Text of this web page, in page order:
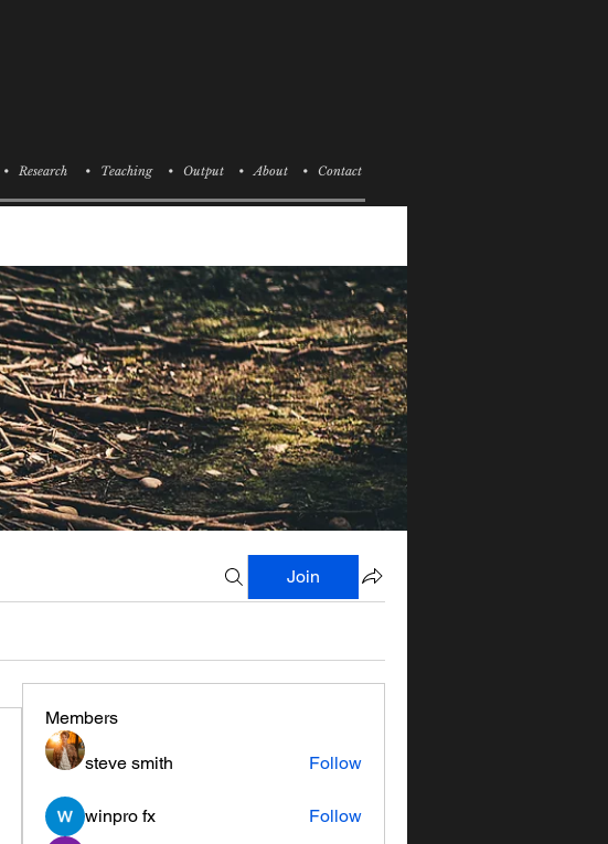
• Research • Teaching • Output • About • Contact
Join
Members
steve smith Follow
winpro fx
Follow